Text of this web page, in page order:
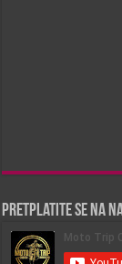
Pretplatite se na